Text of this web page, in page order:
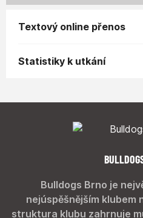
Textový online přenos
Statistiky k utkání
Bulldogs Brno je
nejúspěšnějším klubem
struktura klubu zahrnuje